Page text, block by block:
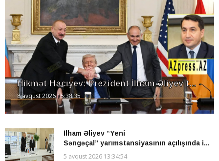
Hikmət Hacıyev: Prezident İlham Əliyev t...
8 avqust 2026 15:38:35
İlham Əliyev “Yeni
Səngəçal” yarımstansiyasının açılışında i...
5 avqust 2026 13:34:54